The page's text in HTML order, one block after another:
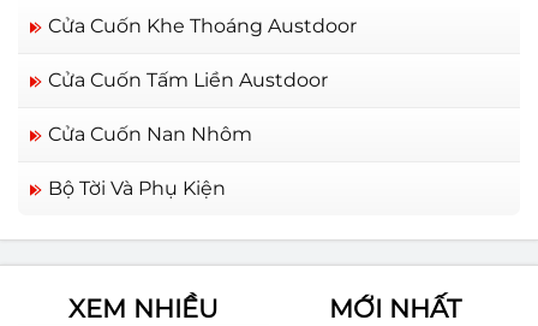
Cửa Cuốn Khe Thoáng Austdoor
Cửa Cuốn Tấm Liền Austdoor
Cửa Cuốn Nan Nhôm
Bộ Tời Và Phụ Kiện
XEM NHIỀU MỚI NHẤT